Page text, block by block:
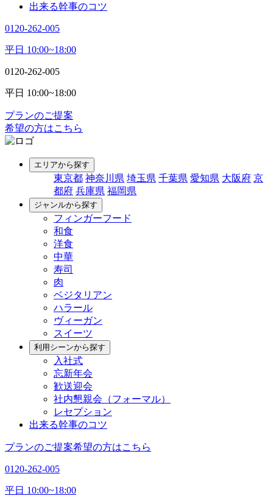
出来る幹事のコツ
0120-262-005
平日 10:00~18:00
0120-262-005
平日 10:00~18:00
プランのご提案
希望の方はこちら
エリアから探す
東京都 神奈川県 埼玉県 千葉県 愛知県 大阪府 京
都府 兵庫県 福岡県
ジャンルから探す
フィンガーフード
和食
洋食
中華
寿司
肉
ベジタリアン
ハラール
ヴィーガン
スイーツ
利用シーンから探す
入社式
忘新年会
歓送迎会
社内懇親会（フォーマル）
レセプション
出来る幹事のコツ
プランのご提案希望の方はこちら
0120-262-005
平日 10:00~18:00